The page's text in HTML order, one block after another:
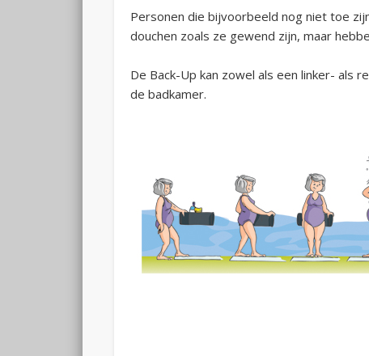
Personen die bijvoorbeeld nog niet toe
douchen zoals ze gewend zijn, maar
De Back-Up kan zowel als een linker- als
de badkamer.